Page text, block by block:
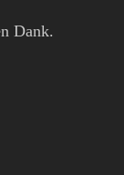
Dank.